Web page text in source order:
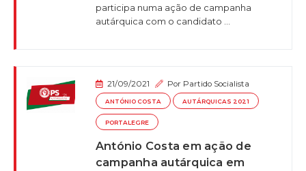
participa numa ação de campanha
autárquica com o candidato ...
21/09/2021 Por Partido Socialista
ANTÓNIO COSTA AUTÁRQUICAS 2021
PORTALEGRE
António Costa em ação de
campanha autárquica em